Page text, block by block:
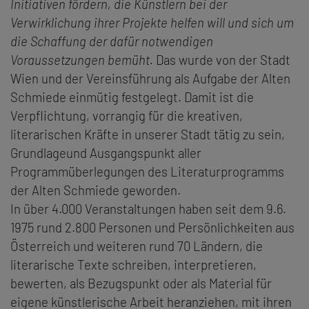
Initiativen fördern, die Künstlern bei der
Verwirklichung ihrer Projekte helfen will und sich um
die Schaffung der dafür notwendigen
Voraussetzungen bemüht. Das wurde von der Stadt
Wien und der Vereinsführung als Aufgabe der Alten
Schmiede einmütig festgelegt. Damit ist die
Verpflichtung, vorrangig für die kreativen,
literarischen Kräfte in unserer Stadt tätig zu sein,
Grundlageund Ausgangspunkt aller
Programmüberlegungen des Literaturprogramms
der Alten Schmiede geworden.
In über 4.000 Veranstaltungen haben seit dem 9.6.
1975 rund 2.800 Personen und Persönlichkeiten aus
Österreich und weiteren rund 70 Ländern, die
literarische Texte schreiben, interpretieren,
bewerten, als Bezugspunkt oder als Material für
eigene künstlerische Arbeit heranziehen, mit ihren